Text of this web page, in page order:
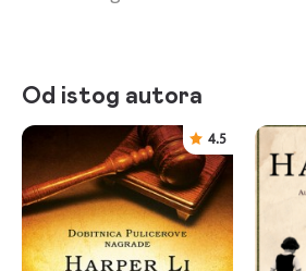
Od istog autora
4.5